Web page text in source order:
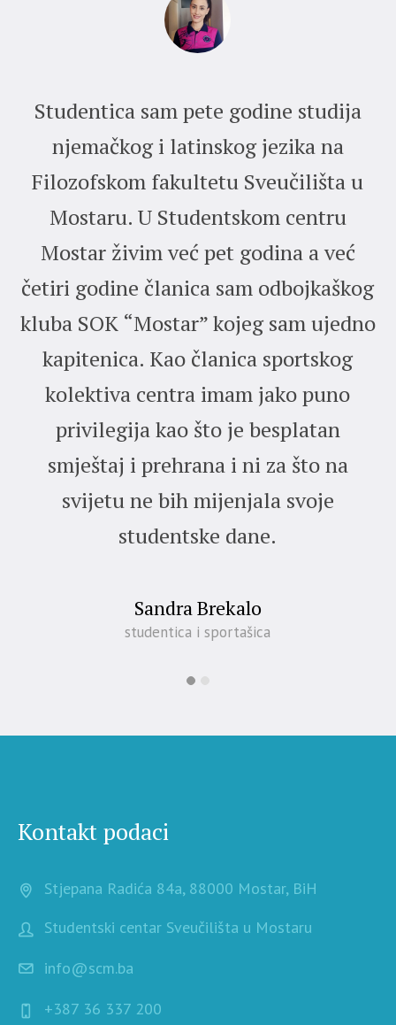
Studentica sam pete godine studija
njemačkog i latinskog jezika na
Filozofskom fakultetu Sveučilišta u
Mostaru. U Studentskom centru
Mostar živim već pet godina a već
četiri godine članica sam odbojkaškog
kluba SOK “Mostar” kojeg sam ujedno
kapitenica. Kao članica sportskog
kolektiva centra imam jako puno
privilegija kao što je besplatan
smještaj i prehrana i ni za što na
svijetu ne bih mijenjala svoje
studentske dane.
Sandra Brekalo
studentica i sportašica
Kontakt podaci
Stjepana Radića 84a, 88000 Mostar, BiH
Studentski centar Sveučilišta u Mostaru
info@scm.ba
+387 36 337 200